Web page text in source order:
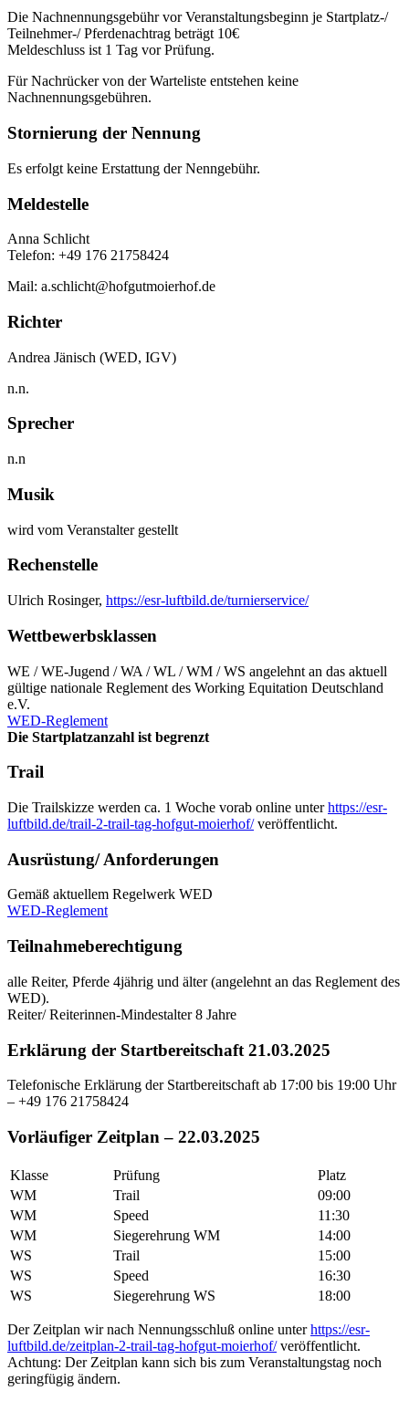
Die Nachnennungsgebühr vor Veranstaltungsbeginn je Startplatz-/
Teilnehmer-/ Pferdenachtrag beträgt 10€
Meldeschluss ist 1 Tag vor Prüfung.
Für Nachrücker von der Warteliste entstehen keine
Nachnennungsgebühren.
Stornierung der Nennung
Es erfolgt keine Erstattung der Nenngebühr.
Meldestelle
Anna Schlicht
Telefon: +49 176 21758424
Mail: a.schlicht@hofgutmoierhof.de
Richter
Andrea Jänisch (WED, IGV)
n.n.
Sprecher
n.n
Musik
wird vom Veranstalter gestellt
Rechenstelle
Ulrich Rosinger, https://esr-luftbild.de/turnierservice/
Wettbewerbsklassen
WE / WE-Jugend / WA / WL / WM / WS angelehnt an das aktuell
gültige nationale Reglement des Working Equitation Deutschland
e.V.
WED-Reglement
Die Startplatzanzahl ist begrenzt
Trail
Die Trailskizze werden ca. 1 Woche vorab online unterhttps://esr-
luftbild.de/trail-2-trail-tag-hofgut-moierhof/veröffentlicht.
Ausrüstung/ Anforderungen
Gemäß aktuellem Regelwerk WED
WED-Reglement
Teilnahmeberechtigung
alle Reiter, Pferde 4jährig und älter (angelehnt an das Reglement des
WED).
Reiter/ Reiterinnen-Mindestalter 8 Jahre
Erklärung der Startbereitschaft 21.03.2025
Telefonische Erklärung der Startbereitschaft ab 17:00 bis 19:00 Uhr
– +49 176 21758424
Vorläufiger Zeitplan – 22.03.2025
Klasse Prüfung
Platz
WM
Trail
09:00
WM
Speed
11:30
WM
Siegerehrung WM
14:00
WS
Trail
15:00
WS
Speed
16:30
WS
Siegerehrung WS 18:00
Der Zeitplan wir nach Nennungsschluß online unterhttps://esr-
luftbild.de/zeitplan-2-trail-tag-hofgut-moierhof/veröffentlicht.
Achtung: Der Zeitplan kann sich bis zum Veranstaltungstag noch
geringfügig ändern.